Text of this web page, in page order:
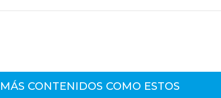
CONTENIDOS COMO ESTOS